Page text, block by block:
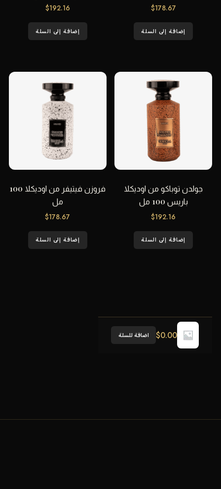
$178.67
إضافة إلى السلة
$192.16
إضافة إلى السلة
جولدن توباكو من اوديكلا
باريس 100 مل
$192.16
إضافة إلى السلة
فروزن فيتيفر من اوديكلا 100
مل
$178.67
إضافة إلى السلة
$0.00 اضافة للسلة